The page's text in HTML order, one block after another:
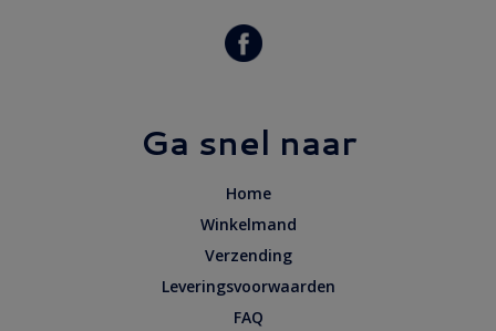
Ga snel naar
Home
Winkelmand
Verzending
Leveringsvoorwaarden
FAQ